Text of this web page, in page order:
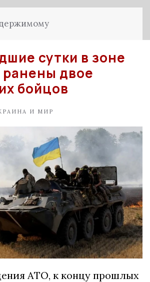
сутки в зоне
двое
бойцов
И МИР
АТО, к концу прошлых